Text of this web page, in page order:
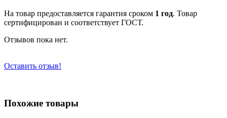
На товар предоставляется гарантия сроком 1 год. Товар
сертифицирован и соответствует ГОСТ.
Отзывов пока нет.
Оставить отзыв!
Похожие товары